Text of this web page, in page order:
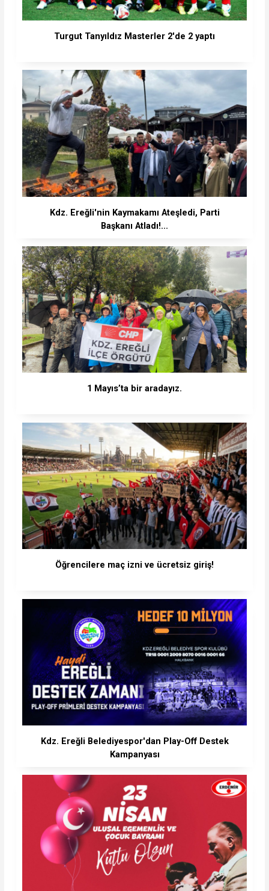
Turgut Tanyıldız Masterler 2'de 2 yaptı
Kdz. Ereğli'nin Kaymakamı Ateşledi, Parti
Başkanı Atladı!...
1 Mayıs’ta bir aradayız.
Öğrencilere maç izni ve ücretsiz giriş!
Kdz. Ereğli Belediyespor'dan Play-Off Destek
Kampanyası